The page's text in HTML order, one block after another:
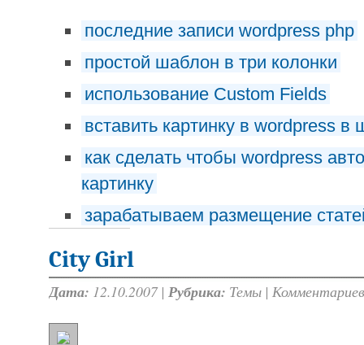
последние записи wordpress php
простой шаблон в три колонки
использование Custom Fields
вставить картинку в wordpress в
как сделать чтобы wordpress
картинку
зарабатываем размещение
City Girl
Дата: 12.10.2007 | Рубрика: Темы |